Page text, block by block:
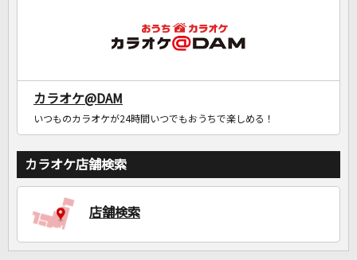
カラオケ@DAM
いつものカラオケが24時間いつでもおうちで楽しめる！
カラオケ店舗検索
店舗検索